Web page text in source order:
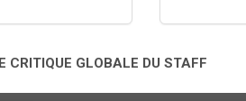
CRITIQUE GLOBALE DU STAFF